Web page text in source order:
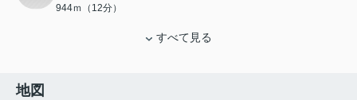
944ｍ（12分）
すべて見る
地図